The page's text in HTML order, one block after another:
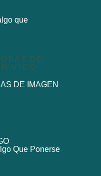
DE
VIGO
Que Ponerse